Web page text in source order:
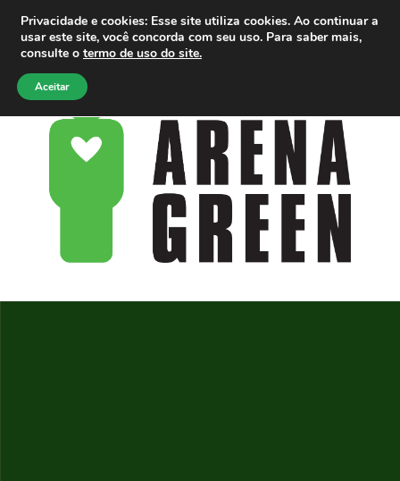
Privacidade e cookies: Esse site utiliza cookies. Ao continuar a
usar este site, você concorda com seu uso. Para saber mais,
consulte o termo de uso do site.
Aceitar